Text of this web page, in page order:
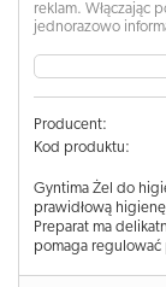
reklam. Włączając
jednorazowo
Producent:
Kod produktu:
Gyntima Żel do
prawidłową
Preparat ma
pomaga